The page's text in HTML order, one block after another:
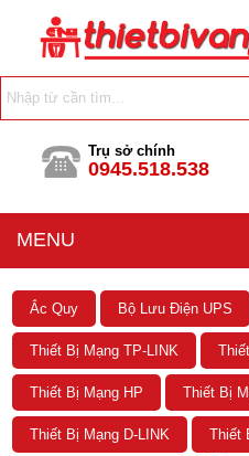
Trụ sở chính
0945.518.538
MENU
Ắc Quy Bộ Lưu Điện UPS
Thiết Bị Mạng TP-LINK
Thiết Bị Mạng HP Thiết Bị
Thiết Bị Mạng D-LINK